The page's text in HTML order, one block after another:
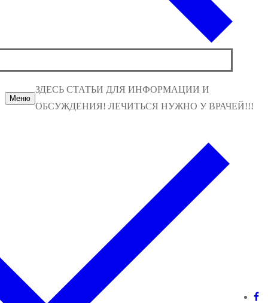
Меню
ЗДЕСЬ СТАТЬИ ДЛЯ ИНФОРМАЦИИ И
ОБСУЖДЕНИЯ! ЛЕЧИТЬСЯ НУЖНО У ВРАЧЕЙ!!!